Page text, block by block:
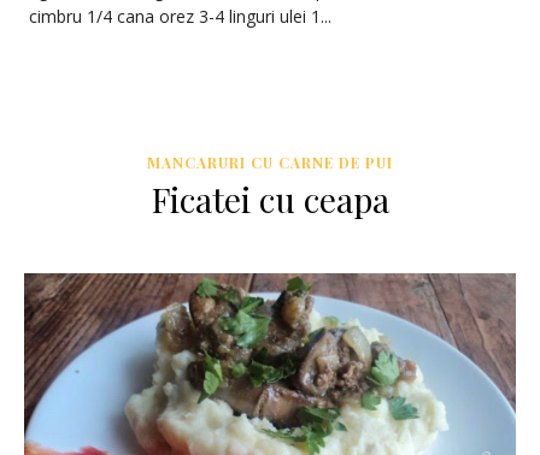
cimbru 1/4 cana orez 3-4 linguri ulei 1...
MANCARURI CU CARNE DE PUI
Ficatei cu ceapa